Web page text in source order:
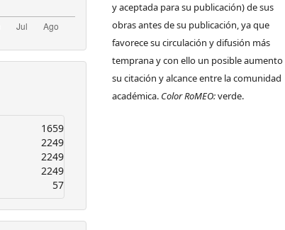
1659
2249
2249
2249
57
y aceptada para su publicación) de sus
obras antes de su publicación, ya que
favorece su circulación y difusión más
temprana y con ello un posible aumento
su citación y alcance entre la comunidad
académica. Color RoMEO:verde.